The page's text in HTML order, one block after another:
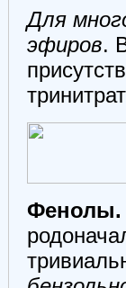
Для
эфиров.
Фенолы.